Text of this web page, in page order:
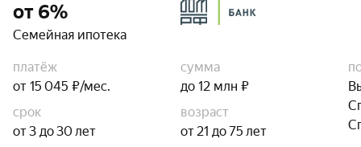
от 6%
Семейная ипотека
платёж
от 15 045 ₽/мес.
сумма
до 12 млн ₽
срок
от 3 до 30 лет
возраст
от 21 до 75 лет